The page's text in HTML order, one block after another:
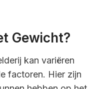
Gewicht?
kan variëren
factoren. Hier zijn